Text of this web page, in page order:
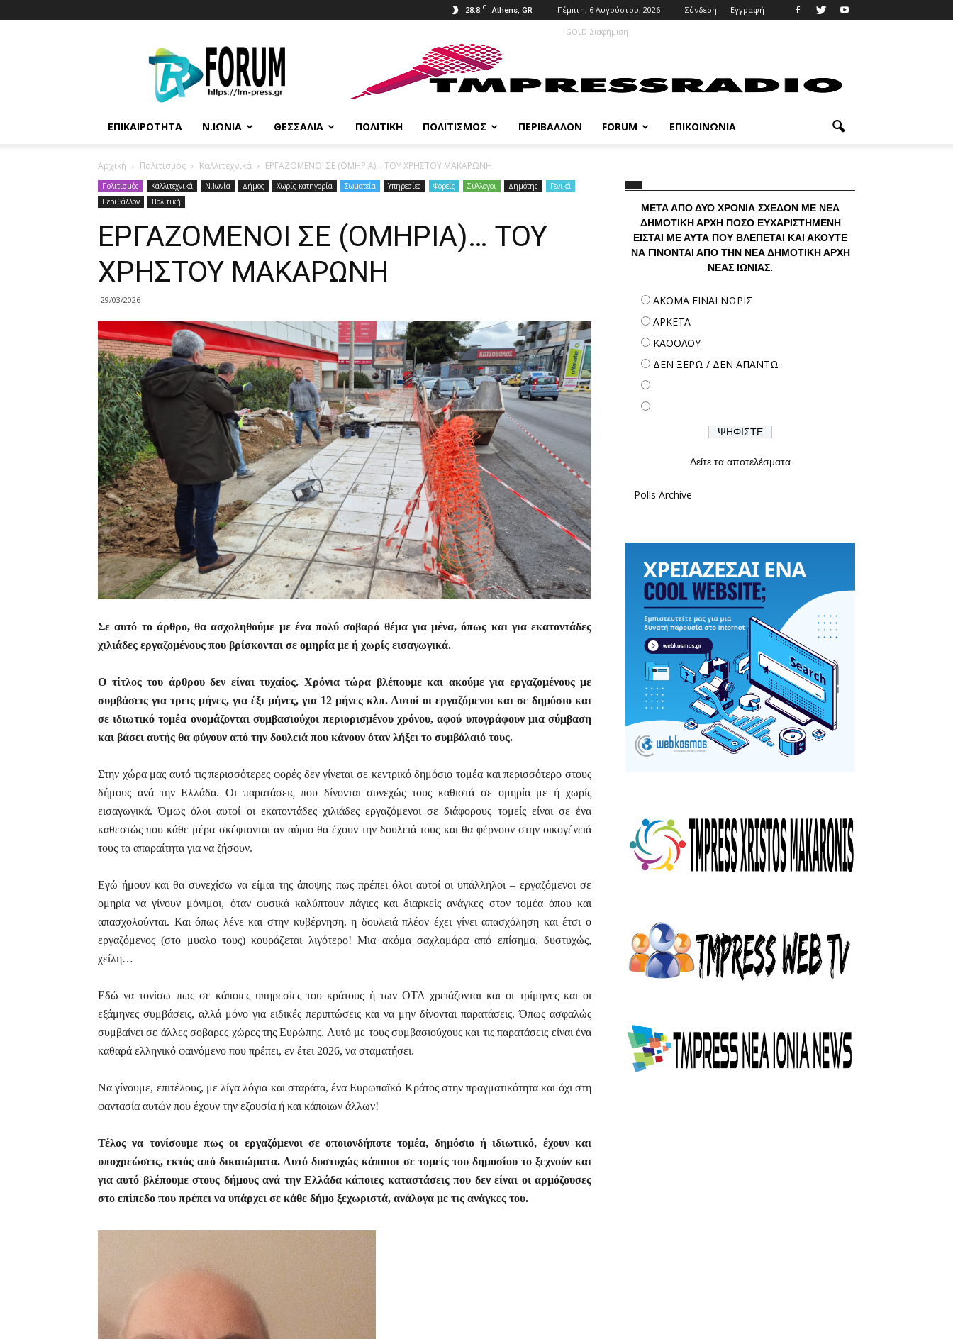
28.8 C Athens, GR Πέμπτη, 6 Αυγούστου, 2026 Σύνδεση Εγγραφή
Press
GOLD Διαφήμιση
ΕΠΙΚΑΙΡΌΤΗΤΑ Ν.ΙΩΝΊΑ ΘΕΣΣΑΛΊΑ ΠΟΛΙΤΙΚΉ ΠΟΛΙΤΙΣΜΌΣ ΠΕΡΙΒΆΛΛΟΝ FORUM ΕΠΙΚΟΙΝΩΝΊΑ
Αρχική Πολιτισμός Καλλιτεχνικά ΕΡΓΑΖΟΜΕΝΟΙ ΣΕ (ΟΜΗΡΙΑ)… ΤΟΥ ΧΡΗΣΤΟΥ ΜΑΚΑΡΩΝΗ
Πολιτισμός Καλλιτεχνικά N.Ιωνία Δήμος Χωρίς κατηγορία Σωματεία Υπηρεσίες Φορείς Σύλλογοι Δημότης
Γενικά
Περιβάλλον
Πολιτική
ΕΡΓΑΖΟΜΕΝΟΙ ΣΕ (ΟΜΗΡΙΑ)… ΤΟΥ
ΧΡΗΣΤΟΥ ΜΑΚΑΡΩΝΗ
29/03/2026
Σε αυτό το άρθρο, θα ασχοληθούμε με ένα πολύ σοβαρό θέμα για μένα, όπως και για εκατοντάδες
χιλιάδες εργαζομένους που βρίσκονται σε ομηρία με ή χωρίς εισαγωγικά.
Ο τίτλος του άρθρου δεν είναι τυχαίος. Χρόνια τώρα βλέπουμε και ακούμε για εργαζομένους με
συμβάσεις για τρεις μήνες, για έξι μήνες, για 12 μήνες κλπ. Αυτοί οι εργαζόμενοι και σε δημόσιο και
σε ιδιωτικό τομέα ονομάζονται συμβασιούχοι περιορισμένου χρόνου, αφού υπογράφουν μια σύμβαση
και βάσει αυτής θα φύγουν από την δουλειά που κάνουν όταν λήξει το συμβόλαιό τους.
Στην χώρα μας αυτό τις περισσότερες φορές δεν γίνεται σε κεντρικό δημόσιο τομέα και περισσότερο στους
δήμους ανά την Ελλάδα. Οι παρατάσεις που δίνονται συνεχώς τους καθιστά σε ομηρία με ή χωρίς
εισαγωγικά. Όμως όλοι αυτοί οι εκατοντάδες χιλιάδες εργαζόμενοι σε διάφορους τομείς είναι σε ένα
καθεστώς που κάθε μέρα σκέφτονται αν αύριο θα έχουν την δουλειά τους και θα φέρνουν στην οικογένειά
τους τα απαραίτητα για να ζήσουν.
Εγώ ήμουν και θα συνεχίσω να είμαι της άποψης πως πρέπει όλοι αυτοί οι υπάλληλοι – εργαζόμενοι σε
ομηρία να γίνουν μόνιμοι, όταν φυσικά καλύπτουν πάγιες και διαρκείς ανάγκες στον τομέα όπου και
απασχολούνται. Καιόπως λένε και στην κυβέρνηση.η δουλειά πλέον έχει γίνει απασχόληση και έτσι ο
εργαζόμενος (στο μυαλο τους) κουράζεται λιγότερο! Μια ακόμα σαχλαμάρα από επίσημα, δυστυχώς,
χείλη…
Εδώ να τονίσω πως σε κάποιες υπηρεσίες του κράτους ή των ΟΤΑ χρειάζονται και οι τρίμηνες και οι
εξάμηνες συμβάσεις, αλλά μόνο για ειδικές περιπτώσεις και να μην δίνονται παρατάσεις. Όπως ασφαλώς
συμβαίνει σε άλλεςσοβαρες χώρες της Ευρώπης. Αυτό με τους συμβασιούχους και τις παρατάσεις είναι ένα
καθαρά ελληνικό φαινόμενο που πρέπει, εν έτει 2026, να σταματήσει.
Να γίνουμε, επιτέλους, με λίγα λόγια και σταράτα, ένα Ευρωπαϊκό Κράτος στην πραγματικότητα και όχι στη
φαντασία αυτών που έχουν την εξουσία ή και κάποιων άλλων!
Τέλος να τονίσουμε πως οι εργαζόμενοι σε οποιονδήποτε τομέα, δημόσιο ή ιδιωτικό, έχουν και
υποχρεώσεις, εκτός από δικαιώματα. Αυτό δυστυχώς κάποιοι σε τομείς του δημοσίου το ξεχνούν και
για αυτό βλέπουμε στους δήμους ανά την Ελλάδα κάποιες καταστάσεις που δεν είναι οι αρμόζουσες
στο επίπεδο που πρέπει να υπάρχει σε κάθε δήμο ξεχωριστά, ανάλογα με τις ανάγκες του.
ΜΕΤΑ ΑΠΟ ΔΥΟ ΧΡΟΝΙΑ ΣΧΕΔΟΝ ΜΕ ΝΕΑ
ΔΗΜΟΤΙΚΗ ΑΡΧΗ ΠΟΣΟ ΕΥΧΑΡΙΣΤΗΜΕΝΗ
ΕΙΣΤΑΙ ΜΕ ΑΥΤΑ ΠΟΥ ΒΛΕΠΕΤΑΙ ΚΑΙ ΑΚΟΥΤΕ
ΝΑ ΓΙΝΟΝΤΑΙ ΑΠΟ ΤΗΝ ΝΕΑ ΔΗΜΟΤΙΚΗ ΑΡΧΗ
ΝΕΑΣ ΙΩΝΙΑΣ.
ΑΚΟΜΑ ΕΙΝΑΙ ΝΩΡΙΣ
ΑΡΚΕΤΑ
ΚΑΘΟΛΟΥ
ΔΕΝ ΞΕΡΩ / ΔΕΝ ΑΠΑΝΤΩ
Δείτε τα αποτελέσματα
Polls Archive